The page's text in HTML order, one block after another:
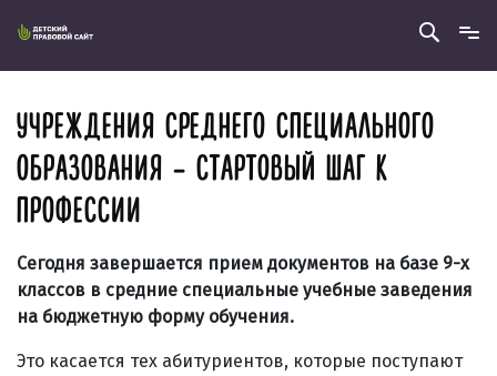
УЧРЕЖДЕНИЯ СРЕДНЕГО СПЕЦИАЛЬНОГО
ОБРАЗОВАНИЯ – СТАРТОВЫЙ ШАГ К
ПРОФЕССИИ
Сегодня завершается прием документов на базе 9-х
классов в средние специальные учебные заведения
на бюджетную форму обучения.
Это касается тех абитуриентов, которые поступают